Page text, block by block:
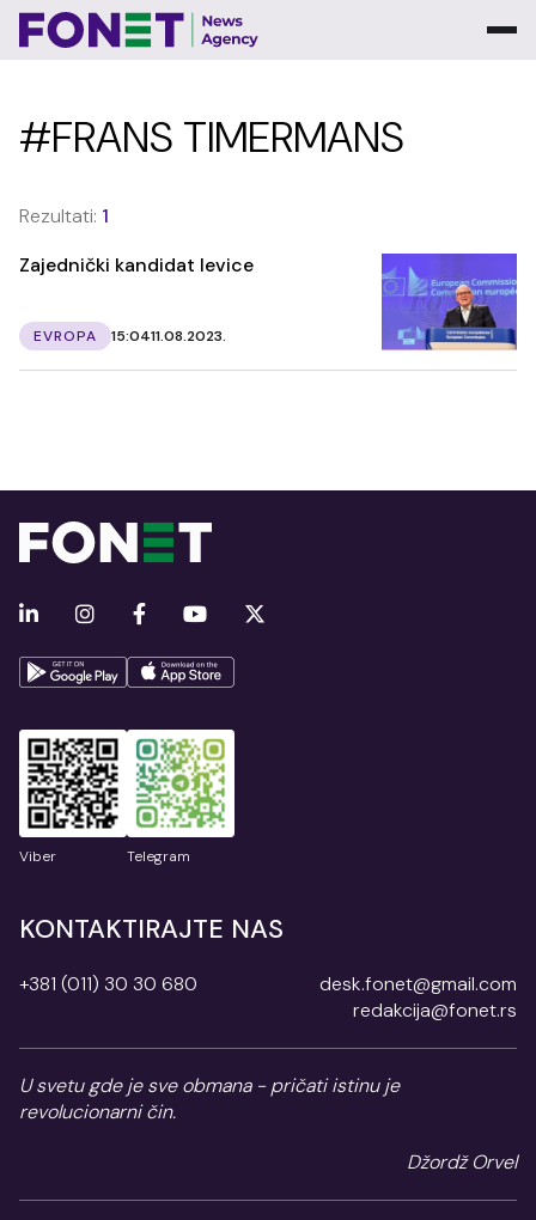
#FRANS TIMERMANS
Rezultati: 1
Zajednički kandidat levice
EVROPA 15:0411.08.2023.
Viber Telegram
KONTAKTIRAJTE NAS
+381 (011) 30 30 680
desk.fonet@gmail.com
redakcija@fonet.rs
U svetu gde je sve obmana - pričati istinu je
revolucionarni čin.
Džordž Orvel